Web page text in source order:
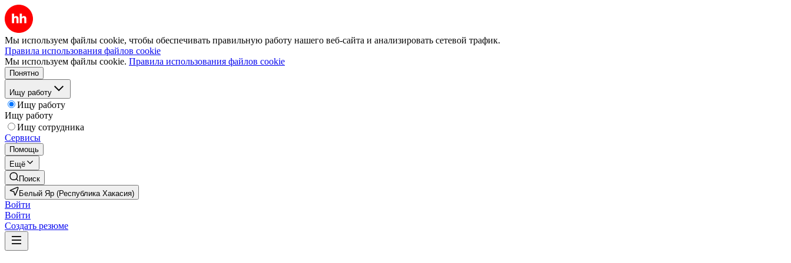
Мы используем файлы cookie, чтобы обеспечивать правильную работу нашего веб-сайта и анализировать сетевой трафик.
Правила использования файлов cookie
Мы используем файлы cookie. Правила использования файлов cookie
Понятно
Ищу работу
Ищу работу
Ищу работу
Ищу сотрудника
Сервисы
Помощь
Ещё
Поиск
Белый Яр (Республика Хакасия)
Войти
Войти
Создать резюме